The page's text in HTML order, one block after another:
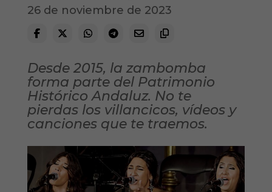
26 de noviembre de 2023
Desde 2015, la zambomba
forma parte del Patrimonio
Histórico Andaluz. No te
pierdas los villancicos, vídeos y
canciones que te traemos.